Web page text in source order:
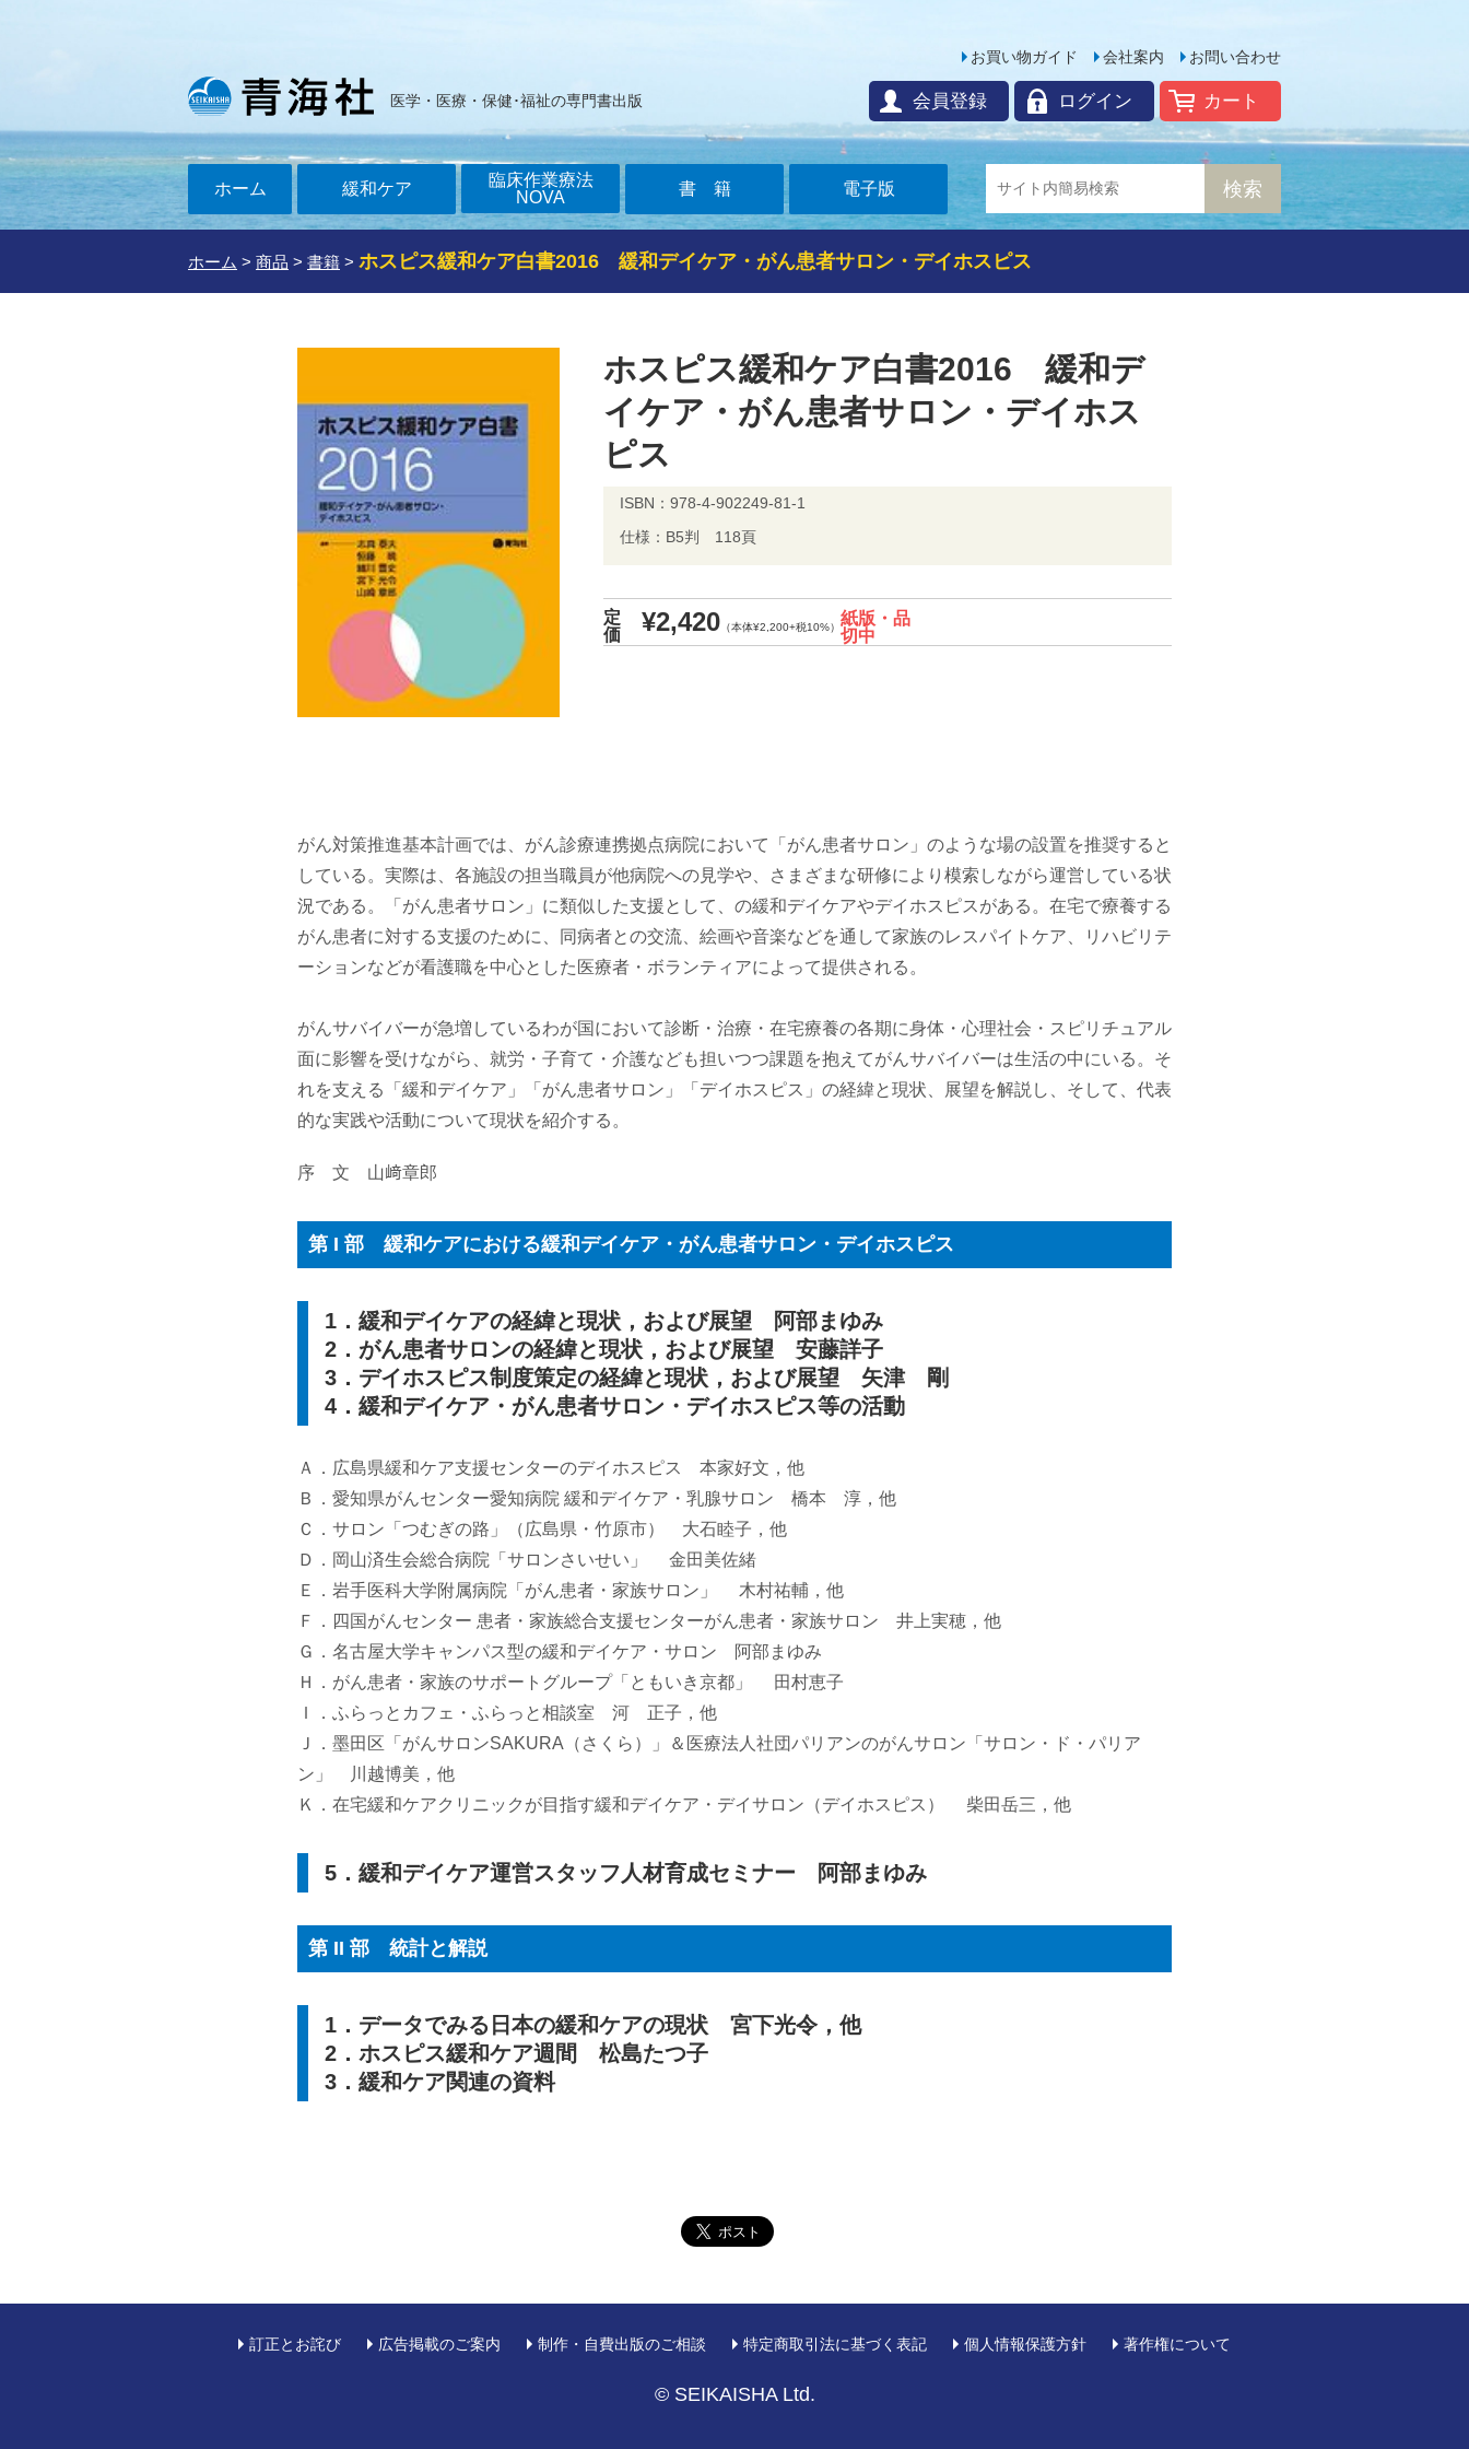
医学・医療・保健･福祉の専門書出版
お問い合わせ
会社案内
お買い物ガイド
カート
ログイン
会員登録
ホーム 緩和ケア
臨床作業療法
NOVA
書籍 電子版
ホーム > 商品 > 書籍 > ホスピス緩和ケア白書2016 緩和デイケア・がん患者サロン・デイホスピス
ホスピス緩和ケア白書2016 緩和デ
イケア・がん患者サロン・デイホス
ピス
ISBN：978-4-902249-81-1
仕様：B5判 118頁
定
価
¥2,420（本体¥2,200+税10%） 紙版・品
切中
がん対策推進基本計画では、がん診療連携拠点病院において「がん患者サロン」のような場の設置を推奨すると
している。実際は、各施設の担当職員が他病院への見学や、さまざまな研修により模索しながら運営している状
況である。「がん患者サロン」に類似した支援として、の緩和デイケアやデイホスピスがある。在宅で療養する
がん患者に対する支援のために、同病者との交流、絵画や音楽などを通して家族のレスパイトケア、リハビリテ
ーションなどが看護職を中心とした医療者・ボランティアによって提供される。
がんサバイバーが急増しているわが国において診断・治療・在宅療養の各期に身体・心理社会・スピリチュアル
面に影響を受けながら、就労・子育て・介護なども担いつつ課題を抱えてがんサバイバーは生活の中にいる。そ
れを支える「緩和デイケア」「がん患者サロン」「デイホスピス」の経緯と現状、展望を解説し、そして、代表
的な実践や活動について現状を紹介する。
序 文 山﨑章郎
第 I 部 緩和ケアにおける緩和デイケア・がん患者サロン・デイホスピス
1．緩和デイケアの経緯と現状，および展望 阿部まゆみ
2．がん患者サロンの経緯と現状，および展望 安藤詳子
3．デイホスピス制度策定の経緯と現状，および展望 矢津 剛
4．緩和デイケア・がん患者サロン・デイホスピス等の活動
Ａ．広島県緩和ケア支援センターのデイホスピス 本家好文，他
Ｂ．愛知県がんセンター愛知病院 緩和デイケア・乳腺サロン 橋本 淳，他
Ｃ．サロン「つむぎの路」（広島県・竹原市） 大石睦子，他
Ｄ．岡山済生会総合病院「サロンさいせい」 金田美佐緒
Ｅ．岩手医科大学附属病院「がん患者・家族サロン」 木村祐輔，他
Ｆ．四国がんセンター 患者・家族総合支援センターがん患者・家族サロン 井上実穂，他
Ｇ．名古屋大学キャンパス型の緩和デイケア・サロン 阿部まゆみ
Ｈ．がん患者・家族のサポートグループ「ともいき京都」 田村恵子
Ｉ．ふらっとカフェ・ふらっと相談室 河 正子，他
Ｊ．墨田区「がんサロンSAKURA（さくら）」＆医療法人社団パリアンのがんサロン「サロン・ド・パリア
ン」 川越博美，他
Ｋ．在宅緩和ケアクリニックが目指す緩和デイケア・デイサロン（デイホスピス） 柴田岳三，他
5．緩和デイケア運営スタッフ人材育成セミナー 阿部まゆみ
第 II 部 統計と解説
1．データでみる日本の緩和ケアの現状 宮下光令，他
2．ホスピス緩和ケア週間 松島たつ子
3．緩和ケア関連の資料
訂正とお詫び 広告掲載のご案内 制作・自費出版のご相談 特定商取引法に基づく表記 個人情報保護方針 著作権について
© SEIKAISHA Ltd.